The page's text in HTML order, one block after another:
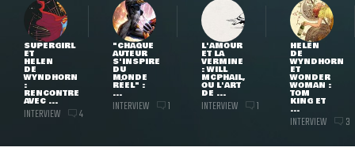
SUPERGIRL
ET
HELEN
DE
WYNDHORN
:
RENCONTRE
AVEC ...
INTERVIEW 4
"CHAQUE
AUTEUR
S'INSPIRE
DU
MONDE
RÉEL" :
...
INTERVIEW 1
L'AMOUR
ET LA
VERMINE
: WILL
MCPHAIL,
OU L'ART
DE ...
INTERVIEW 1
HELEN
DE
WYNDHORN
ET
WONDER
WOMAN :
TOM
KING ET
...
INTERVIEW 3